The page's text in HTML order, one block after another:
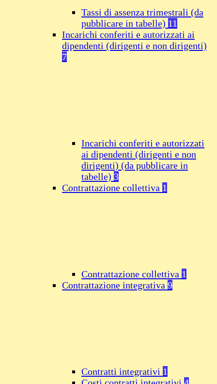
Tassi di assenza trimestrali (da
pubblicare in tabelle) 11
Incarichi conferiti e autorizzati ai
dipendenti (dirigenti e non dirigenti)
7
Incarichi conferiti e autorizzati
ai dipendenti (dirigenti e non
dirigenti) (da pubblicare in
tabelle) 3
Contrattazione collettiva 1
Contrattazione collettiva 1
Contrattazione integrativa 9
Contratti integrativi 1